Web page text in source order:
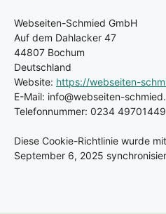
Webseiten-Schmied GmbH
Auf dem Dahlacker 47
44807 Bochum
Deutschland
Website: https://webseiten-
E-Mail: info@webseiten-
Telefonnummer: 0234 49701449
Diese Cookie-Richtlinie wurde mit
September 6, 2025